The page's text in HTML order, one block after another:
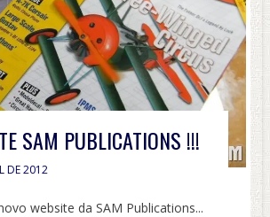
SAM PUBLICATIONS !!!
DE 2012
website da SAM Publications...